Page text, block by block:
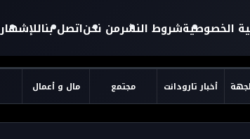
الخصوصيةشروط النشرمن نحناتصل بناللإشهار
أخبار تارودانت مجتمع مال و أعمال